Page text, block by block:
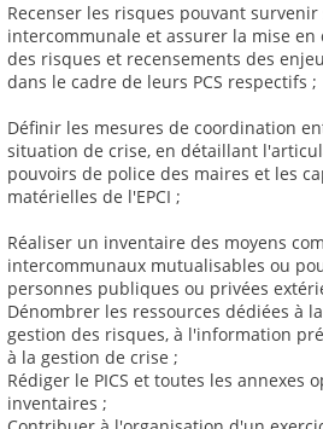
Recenser les risques pouvant
intercommunale et assurer la mise en
des risques et recensements des
dans le cadre de leurs PCS respectifs ;
Définir les mesures de coordination
situation de crise, en détaillant
pouvoirs de police des maires et les
matérielles de l'EPCI ;
Réaliser un inventaire des moyens
intercommunaux mutualisables ou
personnes publiques ou privées
Dénombrer les ressources dédiées à
gestion des risques, à l'information
à la gestion de crise ;
Rédiger le PICS et toutes les annexes
inventaires ;